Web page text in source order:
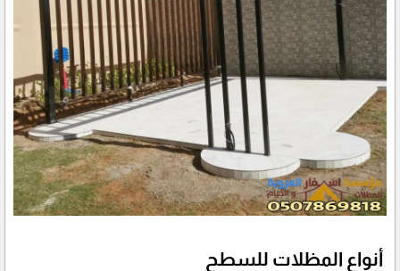
أنواع المظلات للسطح